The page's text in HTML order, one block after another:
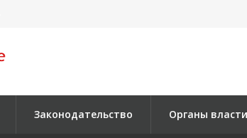
Законодательство Органы власти